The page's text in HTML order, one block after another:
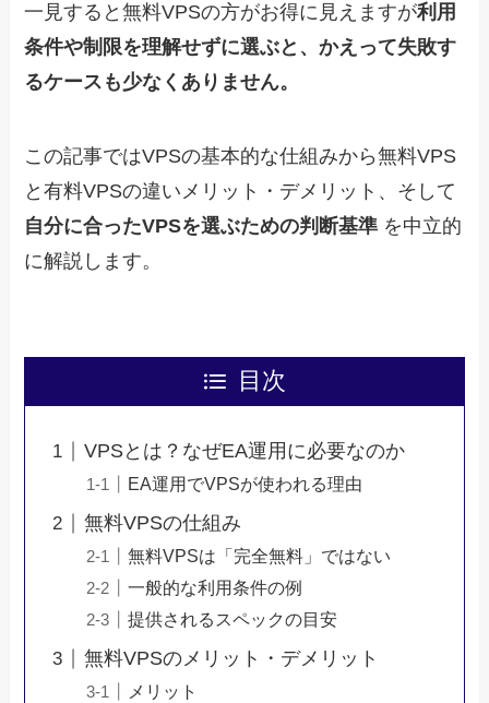
一見すると無料VPSの方がお得に見えますが利用
条件や制限を理解せずに選ぶと、かえって失敗す
るケースも少なくありません。
この記事ではVPSの基本的な仕組みから無料VPS
と有料VPSの違いメリット・デメリット、そして
自分に合ったVPSを選ぶための判断基準 を中立的
に解説します。
目次
VPSとは？なぜEA運用に必要なのか
EA運用でVPSが使われる理由
無料VPSの仕組み
無料VPSは「完全無料」ではない
一般的な利用条件の例
提供されるスペックの目安
無料VPSのメリット・デメリット
メリット